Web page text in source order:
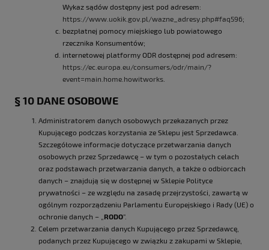
Wykaz sądów dostępny jest pod adresem:
https://www.uokik.gov.pl/wazne_adresy.php#faq596;
bezpłatnej pomocy miejskiego lub powiatowego
rzecznika Konsumentów;
internetowej platformy ODR dostępnej pod adresem:
https://ec.europa.eu/consumers/odr/main/?
event=main.home.howitworks
§ 10 DANE OSOBOWE
Administratorem danych osobowych przekazanych przez
Kupującego podczas korzystania ze Sklepu jest Sprzedawca.
Szczegółowe informacje dotyczące przetwarzania danych
osobowych przez Sprzedawcę – w tym o pozostałych celach
oraz podstawach przetwarzania danych, a także o odbiorcach
danych – znajdują się w dostępnej w Sklepie Polityce
prywatności – ze względu na zasadę przejrzystości, zawartą w
ogólnym rozporządzeniu Parlamentu Europejskiego i Rady (UE) o
ochronie danych – „ RODO”.
Celem przetwarzania danych Kupującego przez Sprzedawcę,
podanych przez Kupującego w związku z zakupami w Sklepie,